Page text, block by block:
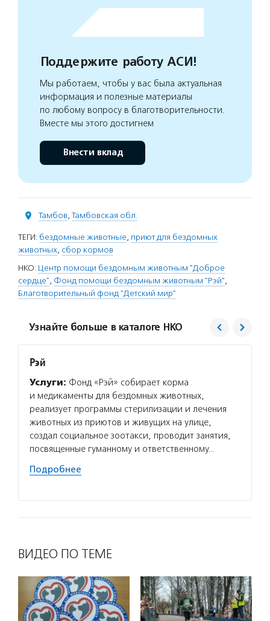
Поддержите работу АСИ!
Мы работаем, чтобы у вас была актуальная
информация и полезные материалы
по любому вопросу в благотворительности.
Вместе мы этого достигнем
Внести вклад
Тамбов, Тамбовская обл.
ТЕГИ: бездомные животные, приют для бездомных
животных, сбор кормов
НКО: Центр помощи бездомным животным "Доброе
сердце", Фонд помощи бездомным животным "Рэй",
Благотворительный фонд "Детский мир"
Узнайте больше в каталоге НКО
Рэй
Услуги: Фонд «Рэй» собирает корма
и медикаменты для бездомных животных,
реализует программы стерилизации и лечения
животных из приютов и живущих на улице,
создал социальное зоотакси, проводит занятия,
посвященные гуманному и ответственному…
Подробнее
ВИДЕО ПО ТЕМЕ